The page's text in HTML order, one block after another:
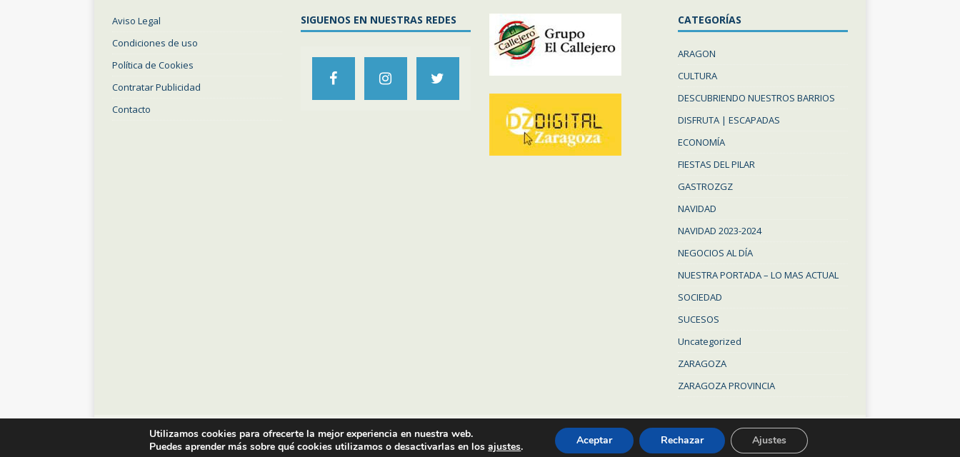
Aviso Legal
Condiciones de uso
Política de Cookies
Contratar Publicidad
Contacto
SIGUENOS EN NUESTRAS REDES CATEGORÍAS
ARAGON
CULTURA
DESCUBRIENDO NUESTROS BARRIOS
DISFRUTA | ESCAPADAS
ECONOMÍA
FIESTAS DEL PILAR
GASTROZGZ
NAVIDAD
NAVIDAD 2023-2024
NEGOCIOS AL DÍA
NUESTRA PORTADA – LO MAS ACTUAL
SOCIEDAD
SUCESOS
Uncategorized
ZARAGOZA
ZARAGOZA PROVINCIA
© Diario de Zaragoza - 2023
Utilizamos cookies para ofrecerte la mejor experiencia en nuestra web.
Puedes aprender más sobre qué cookies utilizamos o desactivarlas en losajustes. Aceptar Rechazar Ajustes